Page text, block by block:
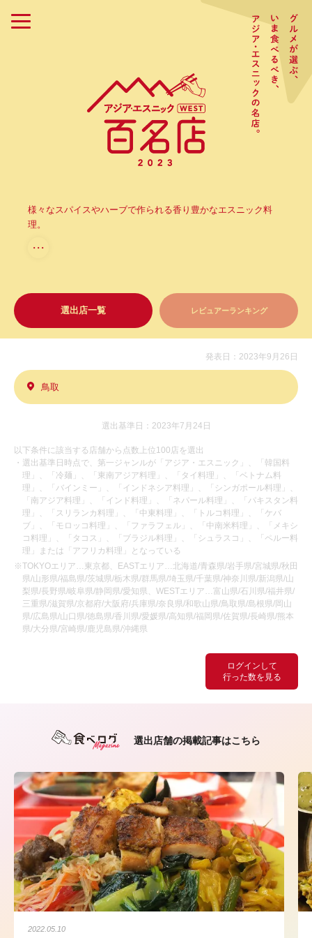
様々なスパイスやハーブで作られる香り豊かなエスニック料
理。
・・・
選出店一覧 レビュアーランキング
ログインして
行った数を見る
発表日：2023年9月26日
鳥取
選出基準日：2023年7月24日
以下条件に該当する店舗から点数上位100店を選出
・選出基準日時点で、第一ジャンルが「アジア・エスニック」、「韓国料
理」、「冷麺」、「東南アジア料理」、「タイ料理」、「ベトナム料
理」、「バインミー」、「インドネシア料理」、「シンガポール料理」、
「南アジア料理」、「インド料理」、「ネパール料理」、「パキスタン料
理」、「スリランカ料理」、「中東料理」、「トルコ料理」、「ケバ
ブ」、「モロッコ料理」、「ファラフェル」、「中南米料理」、「メキシ
コ料理」、「タコス」、「ブラジル料理」、「シュラスコ」、「ペルー料
理」または「アフリカ料理」となっている
※TOKYOエリア…東京都、EASTエリア…北海道/青森県/岩手県/宮城県/秋田
県/山形県/福島県/茨城県/栃木県/群馬県/埼玉県/千葉県/神奈川県/新潟県/山
梨県/長野県/岐阜県/静岡県/愛知県、WESTエリア…富山県/石川県/福井県/
三重県/滋賀県/京都府/大阪府/兵庫県/奈良県/和歌山県/鳥取県/島根県/岡山
県/広島県/山口県/徳島県/香川県/愛媛県/高知県/福岡県/佐賀県/長崎県/熊本
県/大分県/宮崎県/鹿児島県/沖縄県
選出店舗の掲載記事はこちら
2022.05.10